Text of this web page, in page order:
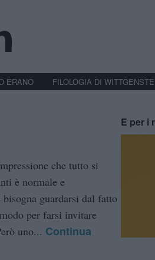
ERANO FILOLOGIA DI
che tutto si
è normale e
guardarsi dal fatto
per farsi invitare
uno... Continua
E per i